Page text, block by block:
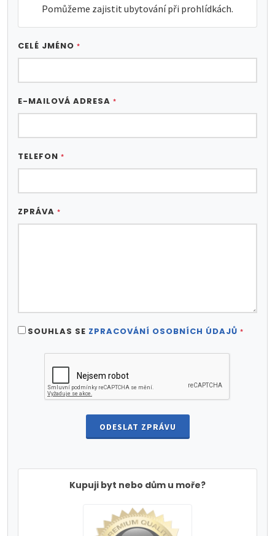
Pomůžeme zajistit ubytování při prohlídkách.
CELÉ JMÉNO *
E-MAILOVÁ ADRESA *
TELEFON *
ZPRÁVA *
SOUHLAS SE ZPRACOVÁNÍ OSOBNÍCH ÚDAJŮ *
ODESLAT ZPRÁVU
Kupuji byt nebo dům u moře?